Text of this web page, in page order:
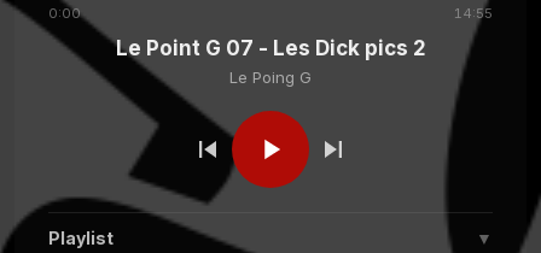
Le Poing G Le Point G! 2 L'ergophilie
Le Poing G Le Point G! L'alliumphilie
0:00 14:55
Le Point G 07 - Les Dick pics 2
Le Poing G
Playlist ▼